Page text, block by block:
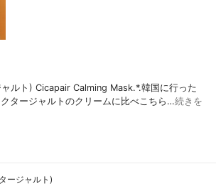
ルト) Cicapair Calming Mask.*.韓国に行った
タージャルトのクリームに比べこちら…続きを
ージャルト)